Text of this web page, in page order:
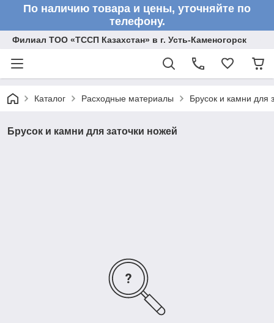
По наличию товара и цены, уточняйте по
телефону.
Филиал ТОО «ТССП Казахстан» в г. Усть-Каменогорск
Каталог Расходные материалы Брусок и камни для
Брусок и камни для заточки ножей